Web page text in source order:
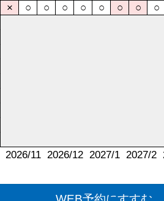
× ○ ○ ○ ○ ○ ○ ○
○
2026/11 2026/12 2027/1 2027/2